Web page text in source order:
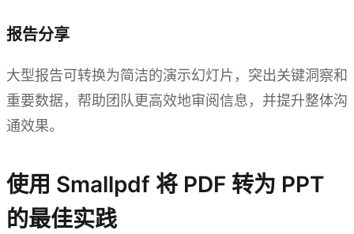
报告分享
大型报告可转换为简洁的演示幻灯片，突出关键洞察和
重要数据，帮助团队更高效地审阅信息，并提升整体沟
通效果。
使用 Smallpdf 将 PDF 转为 PPT
的最佳实践